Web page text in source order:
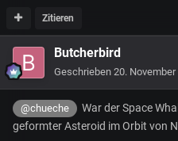
Zitieren
Butcherbird
Geschrieben 20. November
@chueche
War der Space
geformter Asteroid im Orbit von